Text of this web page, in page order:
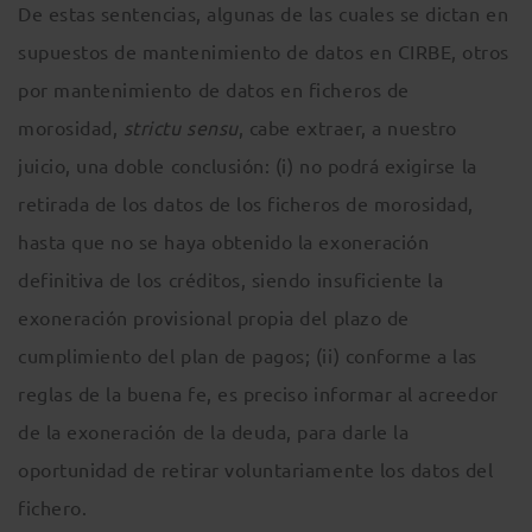
De estas sentencias, algunas de las cuales se dictan en
supuestos de mantenimiento de datos en CIRBE, otros
por mantenimiento de datos en ficheros de
morosidad, strictu sensu, cabe extraer, a nuestro
juicio, una doble conclusión: (i) no podrá exigirse la
retirada de los datos de los ficheros de morosidad,
hasta que no se haya obtenido la exoneración
definitiva de los créditos, siendo insuficiente la
exoneración provisional propia del plazo de
cumplimiento del plan de pagos; (ii) conforme a las
reglas de la buena fe, es preciso informar al acreedor
de la exoneración de la deuda, para darle la
oportunidad de retirar voluntariamente los datos del
fichero.